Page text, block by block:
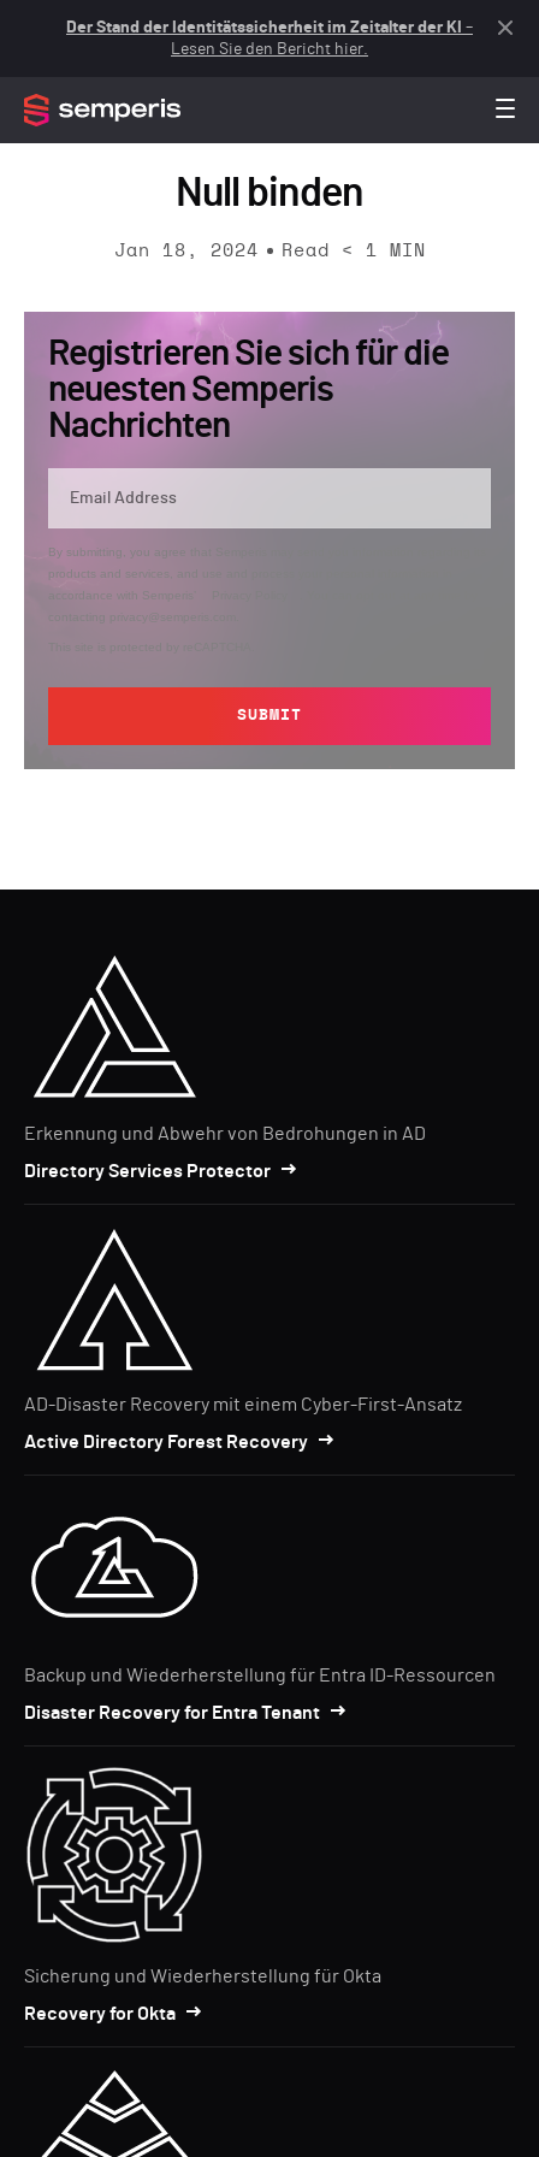
Der Stand der Identitätssicherheit im Zeitalter der KI –
Lesen Sie den Bericht hier.
Null binden
Jan 18, 2024 Read < 1 MIN
Registrieren Sie sich für die
neuesten Semperis
Nachrichten
By submitting, you agree that Semperis may send you information regarding its
products and services, and use and process your personal information in
accordance with Semperis’
contacting privacy@semperis.com.
SUBMIT
Erkennung und Abwehr von Bedrohungen in AD
Directory Services Protector
AD-Disaster Recovery mit einem Cyber-First-Ansatz
Active Directory Forest Recovery
Backup und Wiederherstellung für Entra ID-Ressourcen
Disaster Recovery for Entra Tenant
Sicherung und Wiederherstellung für Okta
Recovery for Okta